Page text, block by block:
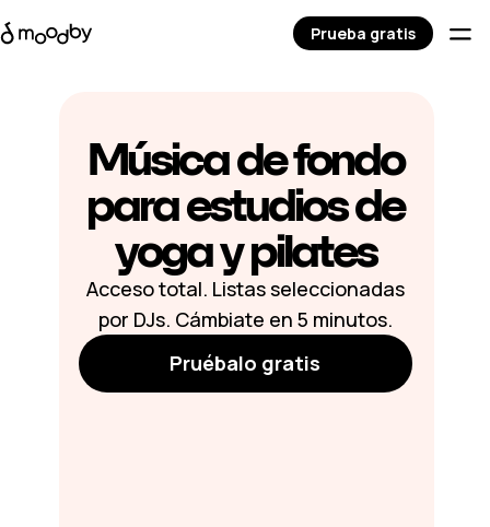
Música de fondo
para estudios de
yoga y pilates
Acceso total. Listas seleccionadas
por DJs. Cámbiate en 5 minutos.
Pruébalo gratis
Prueba gratis